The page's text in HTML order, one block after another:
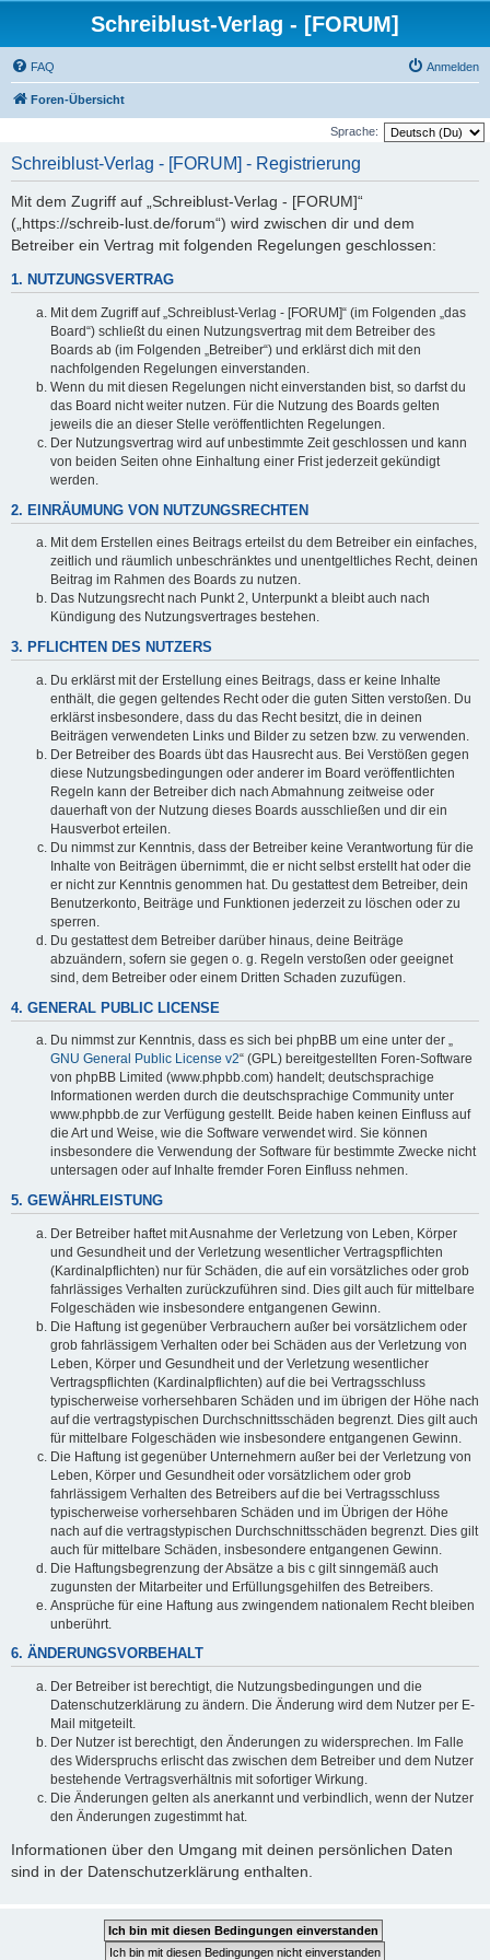
Schreiblust-Verlag - [FORUM]
FAQ Anmelden
Foren-Übersicht
Sprache:
Schreiblust-Verlag - [FORUM] - Registrierung
Mit dem Zugriff auf „Schreiblust-Verlag - [FORUM]“
(„https://schreib-lust.de/forum“) wird zwischen dir und dem
Betreiber ein Vertrag mit folgenden Regelungen geschlossen:
1. NUTZUNGSVERTRAG
Mit dem Zugriff auf „Schreiblust-Verlag - [FORUM]“ (im Folgenden „das
Board“) schließt du einen Nutzungsvertrag mit dem Betreiber des
Boards ab (im Folgenden „Betreiber“) und erklärst dich mit den
nachfolgenden Regelungen einverstanden.
Wenn du mit diesen Regelungen nicht einverstanden bist, so darfst du
das Board nicht weiter nutzen. Für die Nutzung des Boards gelten
jeweils die an dieser Stelle veröffentlichten Regelungen.
Der Nutzungsvertrag wird auf unbestimmte Zeit geschlossen und kann
von beiden Seiten ohne Einhaltung einer Frist jederzeit gekündigt
werden.
2. EINRÄUMUNG VON NUTZUNGSRECHTEN
Mit dem Erstellen eines Beitrags erteilst du dem Betreiber ein einfaches,
zeitlich und räumlich unbeschränktes und unentgeltliches Recht, deinen
Beitrag im Rahmen des Boards zu nutzen.
Das Nutzungsrecht nach Punkt 2, Unterpunkt a bleibt auch nach
Kündigung des Nutzungsvertrages bestehen.
3. PFLICHTEN DES NUTZERS
Du erklärst mit der Erstellung eines Beitrags, dass er keine Inhalte
enthält, die gegen geltendes Recht oder die guten Sitten verstoßen. Du
erklärst insbesondere, dass du das Recht besitzt, die in deinen
Beiträgen verwendeten Links und Bilder zu setzen bzw. zu verwenden.
Der Betreiber des Boards übt das Hausrecht aus. Bei Verstößen gegen
diese Nutzungsbedingungen oder anderer im Board veröffentlichten
Regeln kann der Betreiber dich nach Abmahnung zeitweise oder
dauerhaft von der Nutzung dieses Boards ausschließen und dir ein
Hausverbot erteilen.
Du nimmst zur Kenntnis, dass der Betreiber keine Verantwortung für die
Inhalte von Beiträgen übernimmt, die er nicht selbst erstellt hat oder die
er nicht zur Kenntnis genommen hat. Du gestattest dem Betreiber, dein
Benutzerkonto, Beiträge und Funktionen jederzeit zu löschen oder zu
sperren.
Du gestattest dem Betreiber darüber hinaus, deine Beiträge
abzuändern, sofern sie gegen o. g. Regeln verstoßen oder geeignet
sind, dem Betreiber oder einem Dritten Schaden zuzufügen.
4. GENERAL PUBLIC LICENSE
Du nimmst zur Kenntnis, dass es sich bei phpBB um eine unter der „
GNU General Public License v2“ (GPL) bereitgestellten Foren-Software
von phpBB Limited (www.phpbb.com) handelt; deutschsprachige
Informationen werden durch die deutschsprachige Community unter
www.phpbb.de zur Verfügung gestellt. Beide haben keinen Einfluss auf
die Art und Weise, wie die Software verwendet wird. Sie können
insbesondere die Verwendung der Software für bestimmte Zwecke nicht
untersagen oder auf Inhalte fremder Foren Einfluss nehmen.
5. GEWÄHRLEISTUNG
Der Betreiber haftet mit Ausnahme der Verletzung von Leben, Körper
und Gesundheit und der Verletzung wesentlicher Vertragspflichten
(Kardinalpflichten) nur für Schäden, die auf ein vorsätzliches oder grob
fahrlässiges Verhalten zurückzuführen sind. Dies gilt auch für mittelbare
Folgeschäden wie insbesondere entgangenen Gewinn.
Die Haftung ist gegenüber Verbrauchern außer bei vorsätzlichem oder
grob fahrlässigem Verhalten oder bei Schäden aus der Verletzung von
Leben, Körper und Gesundheit und der Verletzung wesentlicher
Vertragspflichten (Kardinalpflichten) auf die bei Vertragsschluss
typischerweise vorhersehbaren Schäden und im übrigen der Höhe nach
auf die vertragstypischen Durchschnittsschäden begrenzt. Dies gilt auch
für mittelbare Folgeschäden wie insbesondere entgangenen Gewinn.
Die Haftung ist gegenüber Unternehmern außer bei der Verletzung von
Leben, Körper und Gesundheit oder vorsätzlichem oder grob
fahrlässigem Verhalten des Betreibers auf die bei Vertragsschluss
typischerweise vorhersehbaren Schäden und im Übrigen der Höhe
nach auf die vertragstypischen Durchschnittsschäden begrenzt. Dies gilt
auch für mittelbare Schäden, insbesondere entgangenen Gewinn.
Die Haftungsbegrenzung der Absätze a bis c gilt sinngemäß auch
zugunsten der Mitarbeiter und Erfüllungsgehilfen des Betreibers.
Ansprüche für eine Haftung aus zwingendem nationalem Recht bleiben
unberührt.
6. ÄNDERUNGSVORBEHALT
Der Betreiber ist berechtigt, die Nutzungsbedingungen und die
Datenschutzerklärung zu ändern. Die Änderung wird dem Nutzer per E-
Mail mitgeteilt.
Der Nutzer ist berechtigt, den Änderungen zu widersprechen. Im Falle
des Widerspruchs erlischt das zwischen dem Betreiber und dem Nutzer
bestehende Vertragsverhältnis mit sofortiger Wirkung.
Die Änderungen gelten als anerkannt und verbindlich, wenn der Nutzer
den Änderungen zugestimmt hat.
Informationen über den Umgang mit deinen persönlichen Daten
sind in der Datenschutzerklärung enthalten.